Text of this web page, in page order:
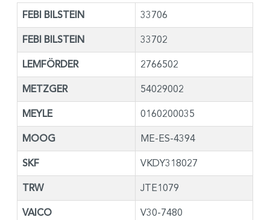
FEBI BILSTEIN 33706
FEBI BILSTEIN 33702
LEMFÖRDER 2766502
METZGER 54029002
MEYLE 0160200035
MOOG ME-ES-4394
SKF VKDY318027
TRW JTE1079
VAICO V30-7480